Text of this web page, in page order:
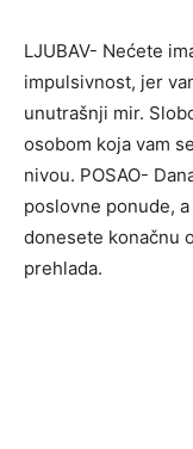
LJUBAV- Nećete
impulsivnost, jer
unutrašnji mir.
osobom koja vam
nivou. POSAO-
poslovne ponude,
donesete konačnu
prehlada.